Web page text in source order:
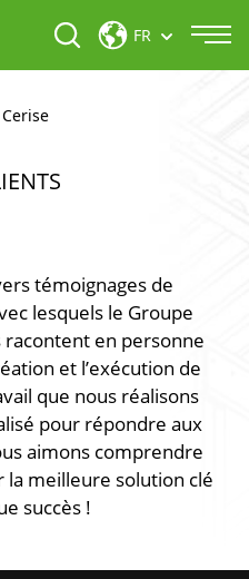
FR
Cerise
témoignages de
lesquels le Groupe
racontent en personne
et l’exécution de
que nous réalisons
pour répondre aux
aimons comprendre
meilleure solution clé
succès !